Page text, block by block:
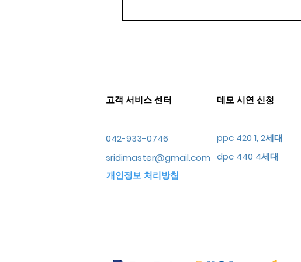
고객 서비스 센터
042-933-0746
sridimaster@gmail.com
개인정보 처리방침
데모 시연 신청
ppc 420 1, 2세대
dpc 440 4세대